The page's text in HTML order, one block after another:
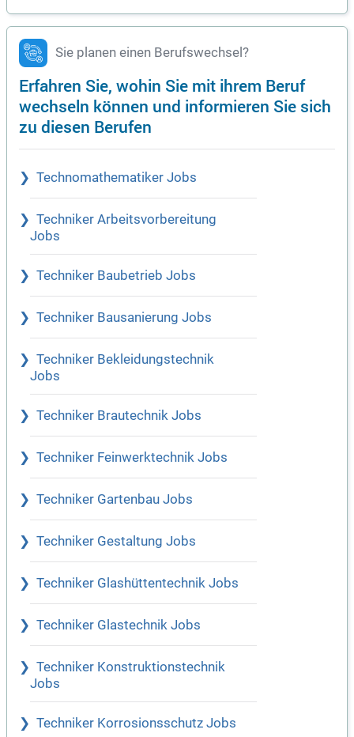
Sie planen einen Berufswechsel?
Erfahren Sie, wohin Sie mit ihrem Beruf
wechseln können und informieren Sie sich
zu diesen Berufen
Technomathematiker Jobs
Techniker Arbeitsvorbereitung
Jobs
Techniker Baubetrieb Jobs
Techniker Bausanierung Jobs
Techniker Bekleidungstechnik
Jobs
Techniker Brautechnik Jobs
Techniker Feinwerktechnik Jobs
Techniker Gartenbau Jobs
Techniker Gestaltung Jobs
Techniker Glashüttentechnik Jobs
Techniker Glastechnik Jobs
Techniker Konstruktionstechnik
Jobs
Techniker Korrosionsschutz Jobs